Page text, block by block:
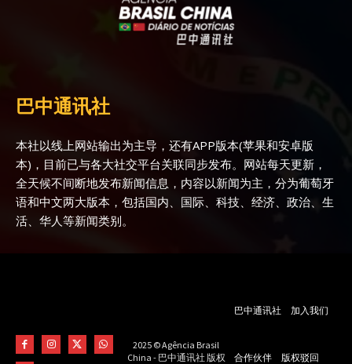
巴中通讯社
本社以线上网站输出为主导，还有APP版本(苹果和安卓版
本)，目前已与各大社交平台关联同步发布。网站每天更新，
全天候不间断地发布新闻信息，内容以新闻为主，分为葡萄牙
语和中文两大版本，包括国内、国际、科技、经济、政治、生
活、华人等新闻类别。
2025 © Agência Brasil
China - 巴中通讯社 版权
巴中通讯社 加入我们
合作伙伴 版权驳回